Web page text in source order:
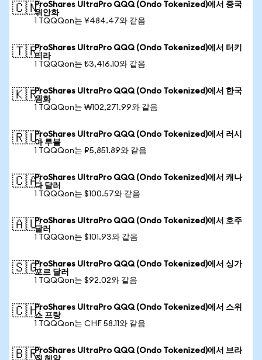
🇨🇳ProShares UltraPro QQQ (Ondo Tokenized)에서 중국
위안화
1 TQQQon는 ¥484.47와 같음
🇹🇷ProShares UltraPro QQQ (Ondo Tokenized)에서 터키
리라
1 TQQQon는 ₺3,416.10와 같음
🇰🇷ProShares UltraPro QQQ (Ondo Tokenized)에서 한국
원화
1 TQQQon는 ₩102,271.99와 같음
🇷🇺ProShares UltraPro QQQ (Ondo Tokenized)에서 러시
아 루블
1 TQQQon는 ₽5,851.89와 같음
🇨🇦ProShares UltraPro QQQ (Ondo Tokenized)에서 캐나
다 달러
1 TQQQon는 $100.57와 같음
🇦🇺ProShares UltraPro QQQ (Ondo Tokenized)에서 호주
달러
1 TQQQon는 $101.93와 같음
🇸🇬ProShares UltraPro QQQ (Ondo Tokenized)에서 싱가
포르 달러
1 TQQQon는 $92.02와 같음
🇨🇭ProShares UltraPro QQQ (Ondo Tokenized)에서 스위
스 프랑
1 TQQQon는 CHF 58.11와 같음
🇧🇷ProShares UltraPro QQQ (Ondo Tokenized)에서 브라